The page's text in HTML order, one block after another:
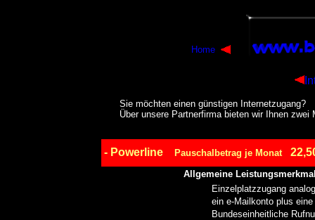
Home
Sie möchten einen günstigen Internetzugang?
Über unsere Partnerfirma bieten wir Ihnen
- Powerline Pauschalbetrag je Monat
Allgemeine
Einzelplatzzugang
ein e-Mailkonto plus
Bundeseinheitliche